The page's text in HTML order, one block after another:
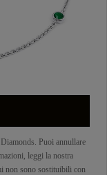
Puoi annullare
leggi la nostra
non sono sostituibili con